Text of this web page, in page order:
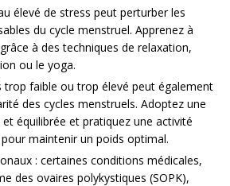
élevé de stress peut perturber les
du cycle menstruel. Apprenez à
à des techniques de relaxation,
ou le yoga.
trop faible ou trop élevé peut également
des cycles menstruels. Adoptez une
équilibrée et pratiquez une activité
maintenir un poids optimal.
: certaines conditions médicales,
des ovaires polykystiques (SOPK),